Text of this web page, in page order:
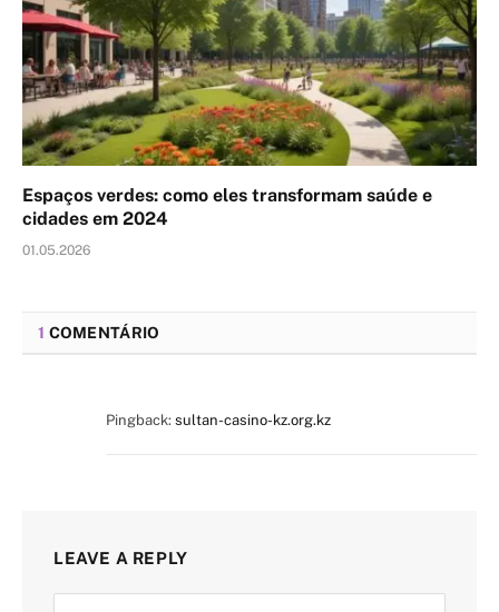
Espaços verdes: como eles transformam saúde e
cidades em 2024
01.05.2026
1 COMENTÁRIO
Pingback: sultan-casino-kz.org.kz
LEAVE A REPLY